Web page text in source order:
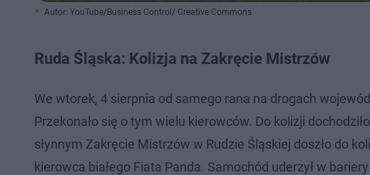
Autor: YouTube/Business Control/ Creative Commons
Ruda Śląska: Kolizja na Zakręcie Mistrzów
We wtorek, 4 sierpnia od samego rana na drogach
Przekonało się o tym wielu kierowców. Do kolizji
słynnym Zakręcie Mistrzów w Rudzie Śląskiej doszło do
kierowca białego Fiata Panda. Samochód uderzył w